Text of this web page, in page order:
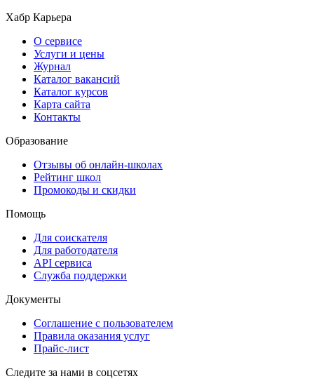
Хабр Карьера
О сервисе
Услуги и цены
Журнал
Каталог вакансий
Каталог курсов
Карта сайта
Контакты
Образование
Отзывы об онлайн-школах
Рейтинг школ
Промокоды и скидки
Помощь
Для соискателя
Для работодателя
API сервиса
Служба поддержки
Документы
Соглашение с пользователем
Правила оказания услуг
Прайс-лист
Следите за нами в соцсетях